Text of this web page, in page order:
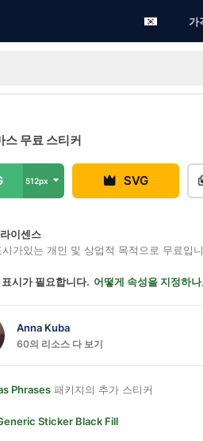
가
스 무료 스티커
512px SVG
이센스
가있는 개인 및 상업적 목적으로 무료입
시가 필요합니다. 어떻게 속성을 지정하
Anna Kuba
60의 리소스 다 보기
Phrases 패키지의 추가 스티커
Sticker Black Fill